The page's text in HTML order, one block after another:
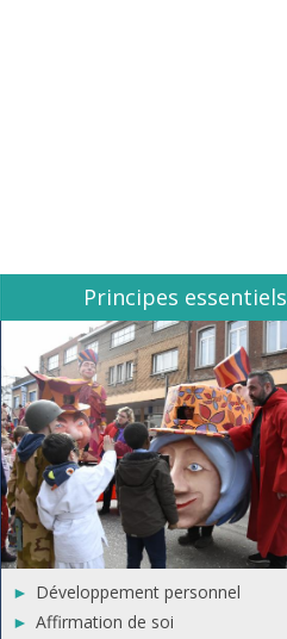
Principes essentiels
Développement personnel
Affirmation de soi